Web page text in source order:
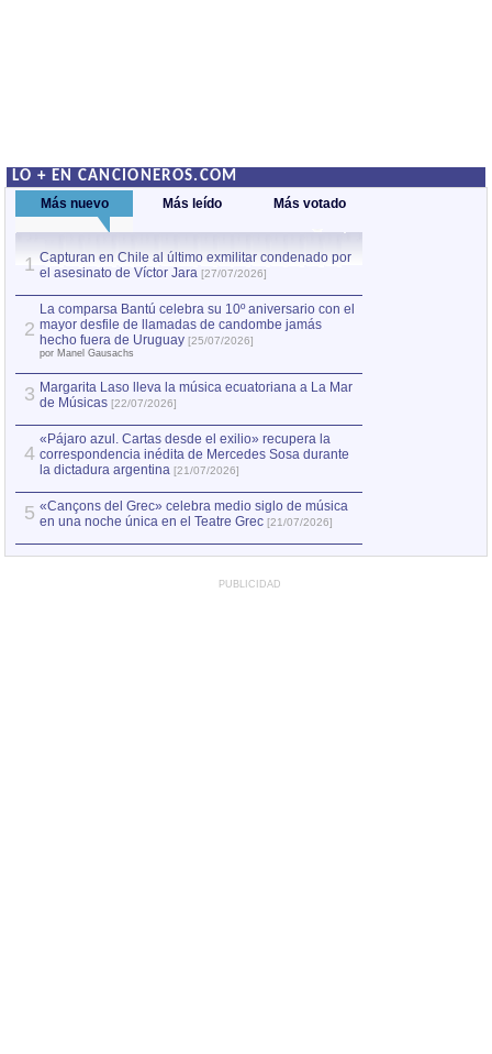
LO + EN CANCIONEROS.COM
Más nuevo Más leído Más votado
1 Capturan en Chile al último exmilitar condenado por
el asesinato de Víctor Jara [27/07/2026]
2
La comparsa Bantú celebra su 10º aniversario con el
mayor desfile de llamadas de candombe jamás
hecho fuera de Uruguay [25/07/2026]
por Manel Gausachs
3 Margarita Laso lleva la música ecuatoriana a La Mar
de Músicas [22/07/2026]
4
«Pájaro azul. Cartas desde el exilio» recupera la
correspondencia inédita de Mercedes Sosa durante
la dictadura argentina [21/07/2026]
5 «Cançons del Grec» celebra medio siglo de música
en una noche única en el Teatre Grec [21/07/2026]
PUBLICIDAD